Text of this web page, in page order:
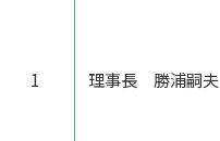
1 理事長 勝浦嗣夫